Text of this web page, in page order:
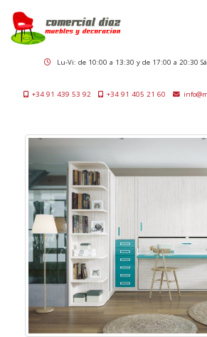
Lu-Vi: de 10:00 a 13:30 y de 17:00 a 20:30
+34 91 439 53 92 +34 91 405 21 60 info